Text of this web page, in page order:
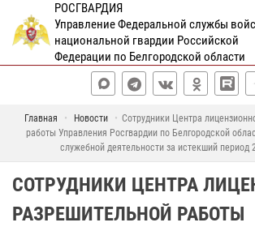
РОСГВАРДИЯ
Управление Федеральной службы
национальной гвардии Российской
Федерации по Белгородской области
Главная Новости
Сотрудники Центра
работы Управления Росгвардии по Белгородской
служебной деятельности за истекший период
СОТРУДНИКИ ЦЕНТРА
РАЗРЕШИТЕЛЬНОЙ РАБОТЫ